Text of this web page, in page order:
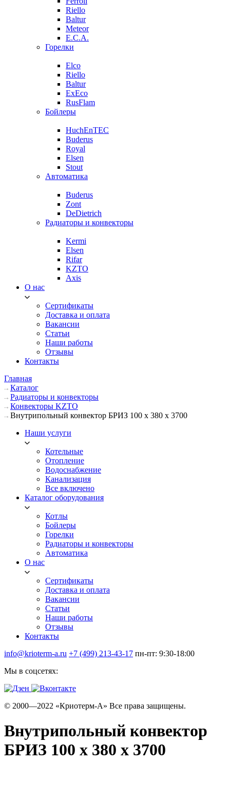
Riello
Baltur
Meteor
E.C.A.
Горелки
Elco
Riello
Baltur
ExEco
RusFlam
Бойлеры
HuchEnTEC
Buderus
Royal
Elsen
Stout
Автоматика
Buderus
Zont
DeDietrich
Радиаторы и конвекторы
Kermi
Elsen
Rifar
KZTO
Axis
О нас
Сертификаты
Доставка и оплата
Вакансии
Статьи
Наши работы
Отзывы
Контакты
Главная
Каталог
Радиаторы и конвекторы
Конвекторы KZTO
Внутрипольный конвектор БРИЗ 100 х 380 х 3700
Наши услуги
Котельные
Отопление
Водоснабжение
Канализация
Все включено
Каталог оборудования
Котлы
Бойлеры
Горелки
Радиаторы и конвекторы
Автоматика
О нас
Сертификаты
Доставка и оплата
Вакансии
Статьи
Наши работы
Отзывы
Контакты
info@krioterm-a.ru +7 (499) 213-43-17 пн-пт: 9:30-18:00
Мы в соцсетях:
© 2000—2022 «Криотерм-А» Все права защищены.
Внутрипольный конвектор
БРИЗ 100 х 380 х 3700